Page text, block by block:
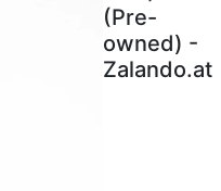
(Pre-
owned) -
Zalando.at